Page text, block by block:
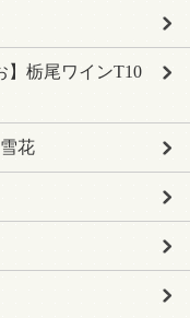
】栃尾ワインT10
花